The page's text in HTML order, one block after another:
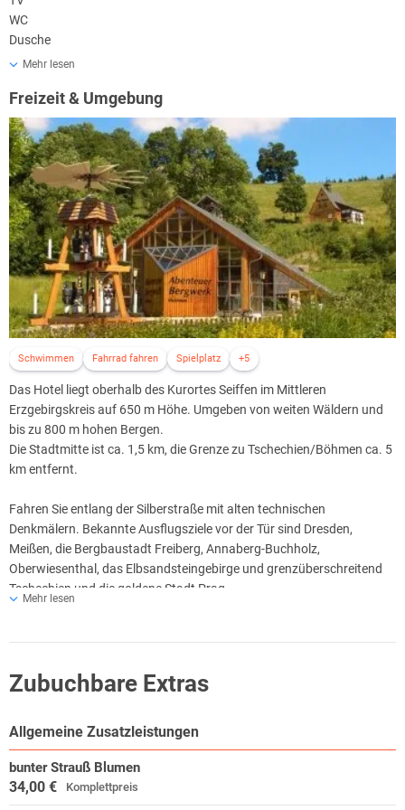
WC
Dusche
WLAN
Mehr lesen
Freizeit & Umgebung
Schwimmen Fahrrad fahren Spielplatz +5
Das Hotel liegt oberhalb des Kurortes Seiffen im Mittleren
Erzgebirgskreis auf 650 m Höhe. Umgeben von weiten Wäldern und
bis zu 800 m hohen Bergen.
Die Stadtmitte ist ca. 1,5 km, die Grenze zu Tschechien/Böhmen ca. 5
km entfernt.
Fahren Sie entlang der Silberstraße mit alten technischen
Denkmälern. Bekannte Ausflugsziele vor der Tür sind Dresden,
Meißen, die Bergbaustadt Freiberg, Annaberg-Buchholz,
Oberwiesenthal, das Elbsandsteingebirge und grenzüberschreitend
Tschechien und die goldene Stadt Prag.
Langlaufski, Alpinski, Schlittschuhe, Schlitten
Seiffen - Spielzeugmuseum & Schauwerkstatt
Das erzgebirgischen Spielzeugmuseum Seiffen bietet eine einmalige
Begegnung mit wertvollen Originalen der Vergangenheit und
Gegenwart. Zur "Erlebniswelt HOLZ" in Seiffen gehören mehrere
Mehr lesen
Zubuchbare Extras
Allgemeine Zusatzleistungen
bunter Strauß Blumen
34,00 € Komplettpreis